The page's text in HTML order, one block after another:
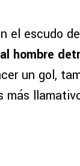
el escudo
hombre
un gol,
más